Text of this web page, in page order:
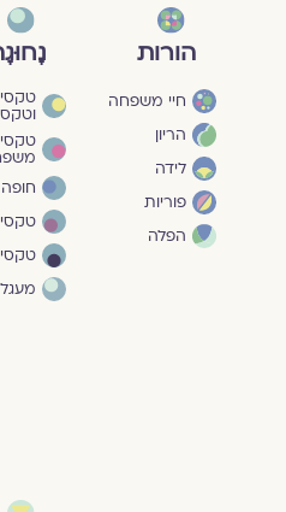
הורות
חיי משפחה
הריון
לידה
פוריות
הפלה
טקסי
חופה
טקסי